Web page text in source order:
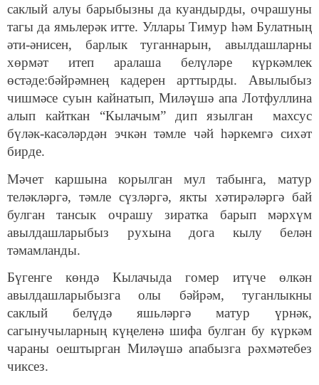
саклый алуы барыбызны да куандырды, очрашуны
тагы да ямьлерәк итте. Уллары Тимур һәм Булатның
әти-әнисен, барлык туганнарын, авылдашларны
хөрмәт итеп аралаша белүләре күркәмлек
өстәде:бәйрәмнең кадерен арттырды. Авылыбыз
чишмәсе суын кайнатып, Миләүшә апа Лотфуллина
алып кайткан “Кылачым” дип язылган махсус
бүләк-касәләрдән эчкән тәмле чәй һәркемгә сихәт
бирде.
Мәчет каршына корылган мул табынга, матур
теләкләргә, тәмле сүзләргә, якты хәтирәләргә бай
булган тансык очрашу зиратка барып мәрхүм
авылдашларыбыз рухына дога кылу белән
тәмамланды.
Бүгенге көндә Кылачыда гомер итүче өлкән
авылдашларыбызга олы бәйрәм, туганлыкны
саклый белүдә яшьләргә матур үрнәк,
сагынучыларның күңеленә шифа булган бу күркәм
чараны оештырган Миләүшә апабызга рәхмәтебез
чиксез.